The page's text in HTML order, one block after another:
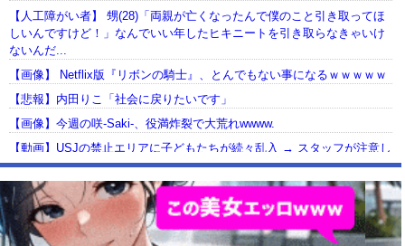
【人工障がい者】 甥(28)「両親が亡くなったんで僕のこと引き取ってほ
しいんですけど！」なんでいい年したヒキニートを引き取らなきゃいけ
ないんだ...
【画像】 Netflix版『リボンの騎士』、とんでもない事になるｗｗｗｗｗ
【悲報】内田りこ「社会に戻りたいです」
【画像】今週の咲-Saki-、役満炸裂で大荒れwwww.
【動画】USJの禁止エリアに子どもたちが続々乱入 → スタッフが注意し
ても止まらない事態に
Powered by livedoor 相互RSS